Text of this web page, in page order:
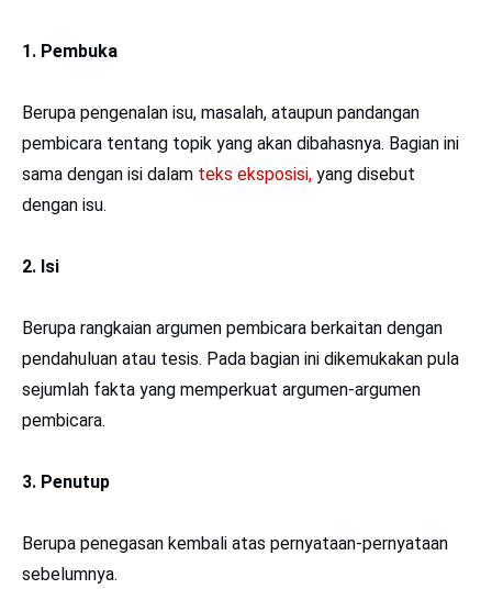
1. Pembuka
Berupa pengenalan isu, masalah, ataupun pandangan
pembicara tentang topik yang akan dibahasnya. Bagian ini
sama dengan isi dalam teks eksposisi, yang disebut
dengan isu.
2. Isi
Berupa rangkaian argumen pembicara berkaitan dengan
pendahuluan atau tesis. Pada bagian ini dikemukakan pula
sejumlah fakta yang memperkuat argumen-argumen
pembicara.
3. Penutup
Berupa penegasan kembali atas pernyataan-pernyataan
sebelumnya.